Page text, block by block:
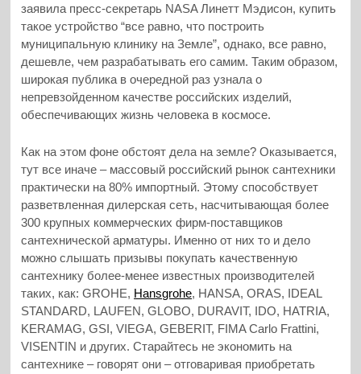
заявила пресс-секретарь NASA Линетт Мэдисон, купить
такое устройство “все равно, что построить
муниципальную клинику на Земле”, однако, все равно,
дешевле, чем разрабатывать его самим. Таким образом,
широкая публика в очередной раз узнала о
непревзойденном качестве российских изделий,
обеспечивающих жизнь человека в космосе.
Как на этом фоне обстоят дела на земле? Оказывается,
тут все иначе – массовый российский рынок сантехники
практически на 80% импортный. Этому способствует
разветвленная дилерская сеть, насчитывающая более
300 крупных коммерческих фирм-поставщиков
сантехнической арматуры. Именно от них то и дело
можно слышать призывы покупать качественную
сантехнику более-менее известных производителей
таких, как: GROHE, Hansgrohe, HANSA, ORAS, IDEAL
STANDARD, LAUFEN, GLOBO, DURAVIT, IDO, HATRIA,
KERAMAG, GSI, VIEGA, GEBERIT, FIMA Carlo Frattini,
VISENTIN и других. Старайтесь не экономить на
сантехнике – говорят они – отговаривая приобретать